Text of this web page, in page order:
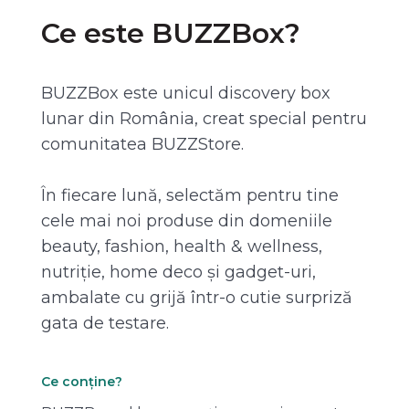
Ce este BUZZBox?
BUZZBox este unicul discovery box
lunar din România, creat special pentru
comunitatea BUZZStore.
În fiecare lună, selectăm pentru tine
cele mai noi produse din domeniile
beauty, fashion, health & wellness,
nutriție, home deco și gadget-uri,
ambalate cu grijă într-o cutie surpriză
gata de testare.
Ce conține?